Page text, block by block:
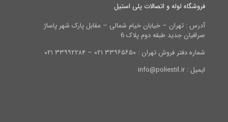
فروشگاه لوله و اتصالات پلی استیل
آدرس : تهران – خیابان خیام شمالی – مقابل پارک شهر پاساژ
صرافیان جدید طبقه دوم پلاک 6
شماره دفتر فروش تهران : ۳۳۹۶۵۶۵۰ ۰۲۱ – ۳۳۹۹۲۲۸۴ ۰۲۱
ایمیل : info@poliestil.ir